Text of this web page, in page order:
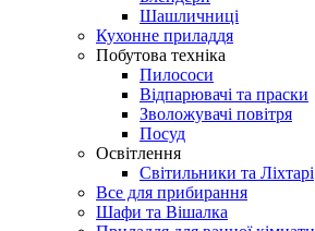
Шашличниці
Кухонне приладдя
Побутова техніка
Пилососи
Відпарювачі та праски
Зволожувачі повітря
Посуд
Освітлення
Світильники та Ліхтарі
Все для прибирання
Шафи та Вішалка